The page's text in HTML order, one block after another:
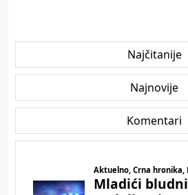
Najčitanije
Najnovije
Komentari